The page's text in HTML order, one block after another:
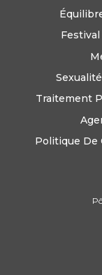
Traitement
Politique De